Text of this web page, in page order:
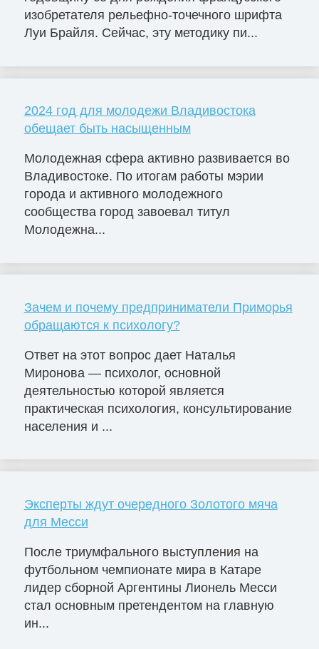
изобретателя рельефно-точечного шрифта
Луи Брайля. Сейчас, эту методику пи...
2024 год для молодежи Владивостока
обещает быть насыщенным
Молодежная сфера активно развивается во
Владивостоке. По итогам работы мэрии
города и активного молодежного
сообщества город завоевал титул
Молодежна...
Зачем и почему предприниматели Приморья
обращаются к психологу?
Ответ на этот вопрос дает Наталья
Миронова — психолог, основной
деятельностью которой является
практическая психология, консультирование
населения и ...
Эксперты ждут очередного Золотого мяча
для Месси
После триумфального выступления на
футбольном чемпионате мира в Катаре
лидер сборной Аргентины Лионель Месси
стал основным претендентом на главную
ин...